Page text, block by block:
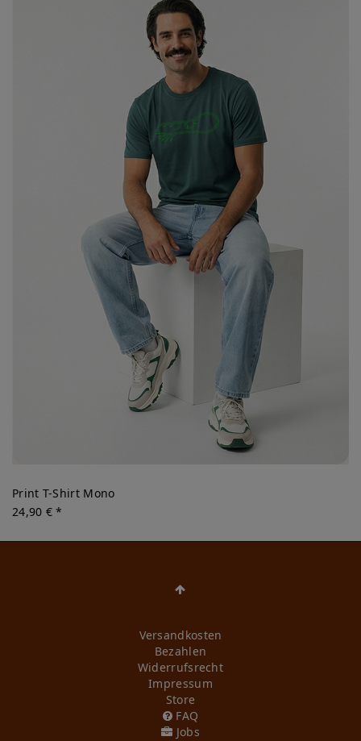
Print T-Shirt Mono
24,90 € *
Versandkosten
Bezahlen
Widerrufs­recht
Impressum
Store
FAQ
Jobs